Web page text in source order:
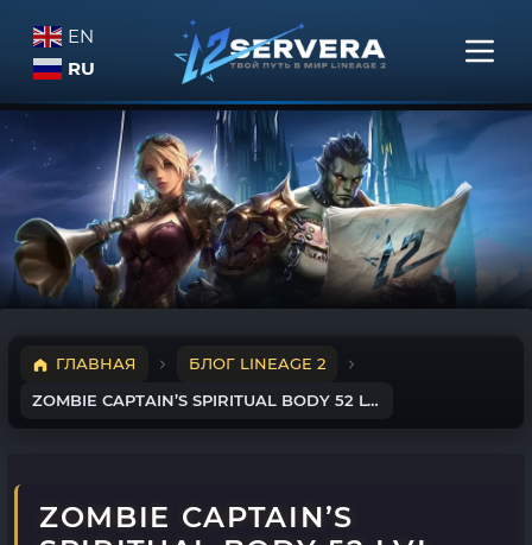
EN
RU
ГЛАВНАЯ
БЛОГ LINEAGE 2
ZOMBIE CAPTAIN’S SPIRITUAL BODY 52 LVL
ZOMBIE CAPTAIN’S